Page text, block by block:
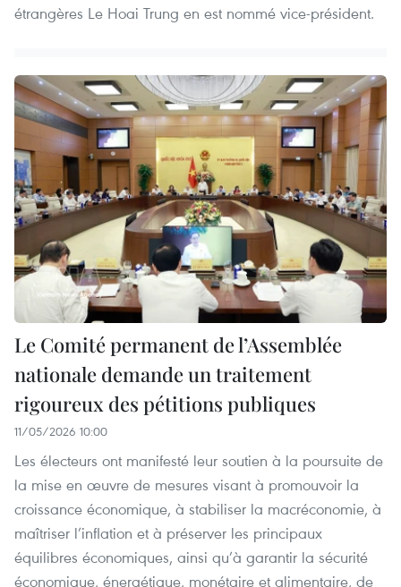
étrangères Le Hoai Trung en est nommé vice-président.
Le Comité permanent de l’Assemblée
nationale demande un traitement
rigoureux des pétitions publiques
11/05/2026 10:00
Les électeurs ont manifesté leur soutien à la poursuite de
la mise en œuvre de mesures visant à promouvoir la
croissance économique, à stabiliser la macréconomie, à
maîtriser l’inflation et à préserver les principaux
équilibres économiques, ainsi qu’à garantir la sécurité
économique, énergétique, monétaire et alimentaire, de